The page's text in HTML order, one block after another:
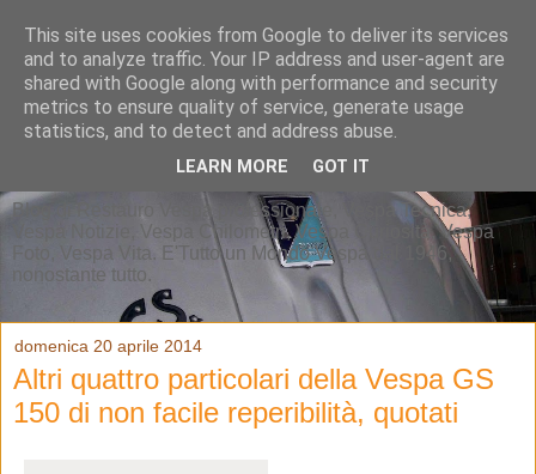
Blog di Restauro Vespa professionale, Vespa Tecnica,
Vespa Notizie, Vespa Chilometri, Vespa Curiosità, Vespa
Foto, Vespa Vita. E'Tutto un Mondo Vespa dal 1946,
nonostante tutto.
domenica 20 aprile 2014
Altri quattro particolari della Vespa GS
150 di non facile reperibilità, quotati
This site uses cookies from Google to deliver its services
and to analyze traffic. Your IP address and user-agent are
shared with Google along with performance and security
metrics to ensure quality of service, generate usage
statistics, and to detect and address abuse.
LEARN MORE GOT IT